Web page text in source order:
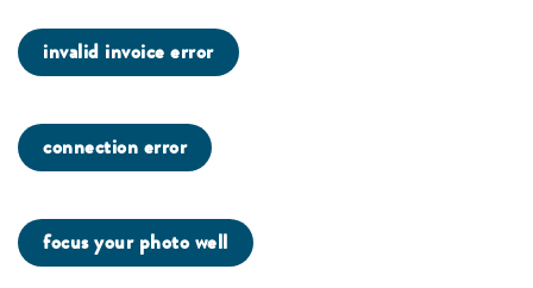
invalid invoice error
connection error
focus your photo well